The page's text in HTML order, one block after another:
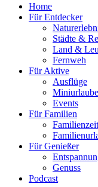
Home
Für Entdecker
Städte &
Land &
Fernweh
Für Aktive
Ausflüge
Miniurlaube
Events
Für Familien
Familienzeit
Für Genießer
Genuss
Podcast